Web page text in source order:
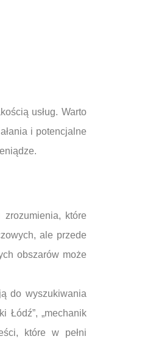
usług. Warto
i potencjalne
które
ale przede
obszarów może
do wyszukiwania
Łódź”, „mechanik
które w pełni